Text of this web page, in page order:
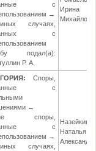
с
→
случаях,
с
подал(а):
Р. А.
Ирина
Споры,
с
→
споры,
с
→
случаях,
Назейкина
Наталья